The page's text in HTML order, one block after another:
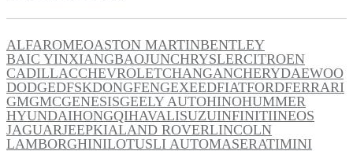
ALFAROMEOASTON MARTINBENTLEY
BAIC YINXIANGBAOJUNCHRYSLERCITROEN
CADILLACCHEVROLETCHANGANCHERYDAEWOO
DODGEDFSKDONGFENGEXEEDFIATFORDFERRARI
GMGMCGENESISGEELY AUTOHINOHUMMER
HYUNDAIHONGQIHAVALISUZUINFINITIINEOS
JAGUARJEEPKIALAND ROVERLINCOLN
LAMBORGHINILOTUSLI AUTOMASERATIMINI